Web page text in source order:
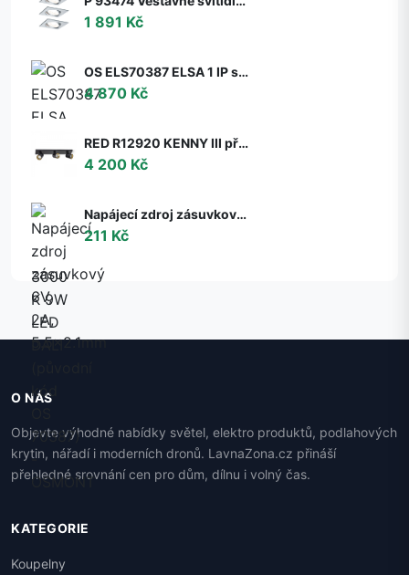
1 891 Kč
OS ELS70387 ELSA 1 IP stropní/nástěnné skleněné svítidlo bílá IP65 3000 K 9W LED DALI (původní kód OS 70387) - OSMONT
4 870 Kč
RED R12920 KENNY III přisazená černá/zlatá 230V GU10 3x35W - RED - DESIGN RENDL
4 200 Kč
Napájecí zdroj zásuvkový 6V, 2A, 5.5x2.1mm
211 Kč
O NÁS
Objevte výhodné nabídky světel, elektro produktů, podlahových
krytin, nářadí i moderních dronů. LavnaZona.cz přináší
přehledné srovnání cen pro dům, dílnu i volný čas.
KATEGORIE
Koupelny